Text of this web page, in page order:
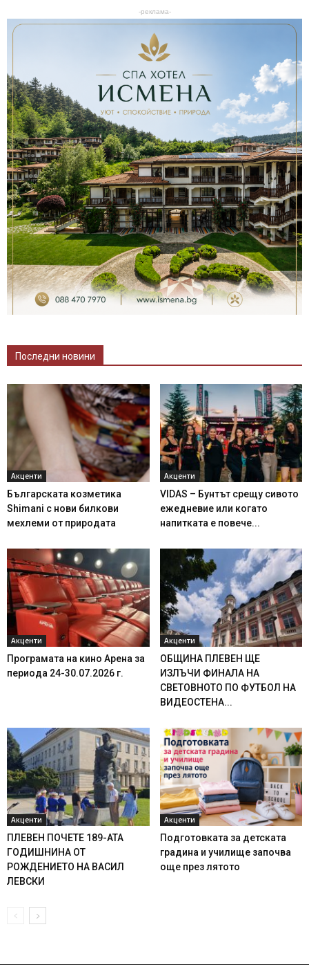
-реклама-
Последни новини
Акценти
Българската козметика
Shimani с нови билкови
мехлеми от природата
Акценти
VIDAS – Бунтът срещу сивото
ежедневие или когато
напитката е повече...
Акценти
Програмата на кино Арена за
периода 24-30.07.2026 г.
Акценти
ОБЩИНА ПЛЕВЕН ЩЕ
ИЗЛЪЧИ ФИНАЛА НА
СВЕТОВНОТО ПО ФУТБОЛ НА
ВИДЕОСТЕНА...
Акценти
ПЛЕВЕН ПОЧЕТЕ 189-АТА
ГОДИШНИНА ОТ
РОЖДЕНИЕТО НА ВАСИЛ
ЛЕВСКИ
Акценти
Подготовката за детската
градина и училище започва
още през лятото